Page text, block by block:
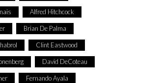
Alfred Hitchcock
Brian De Palma
Clint Eastwood
David DeCoteau
Fernando Ayala